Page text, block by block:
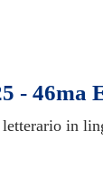
- 46ma
in